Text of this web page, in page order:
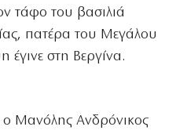
τάφο του βασιλιά
πατέρα του Μεγάλου
στη Βεργίνα.
ο Μανόλης Ανδρόνικος